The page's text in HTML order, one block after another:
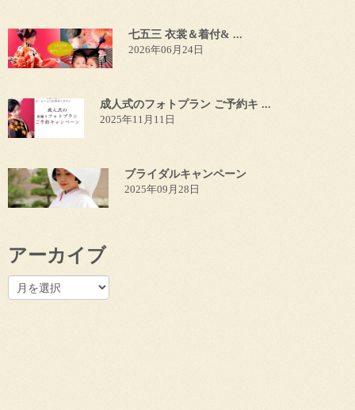
七五三 衣裳＆着付& ...
2026年06月24日
成人式のフォトプラン ご予約キ ...
2025年11月11日
ブライダルキャンペーン
2025年09月28日
アーカイブ